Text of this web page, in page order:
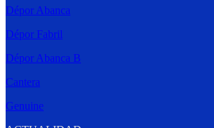
Dépor Abanca
Dépor Fabril
Dépor Abanca B
Cantera
Genuine